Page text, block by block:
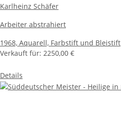
Karlheinz Schäfer
Arbeiter abstrahiert
1968, Aquarell, Farbstift und Bleistift
Verkauft für: 2250,00 €
Details